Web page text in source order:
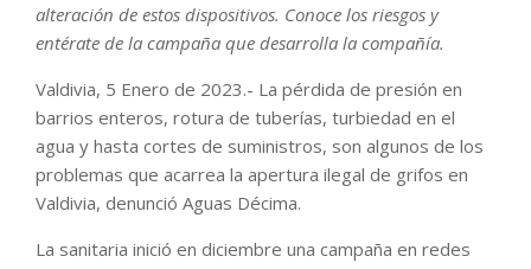
alteración de estos dispositivos. Conoce los riesgos y
entérate de la campaña que desarrolla la compañía.
Valdivia, 5 Enero de 2023.- La pérdida de presión en
barrios enteros, rotura de tuberías, turbiedad en el
agua y hasta cortes de suministros, son algunos de los
problemas que acarrea la apertura ilegal de grifos en
Valdivia, denunció Aguas Décima.
La sanitaria inició en diciembre una campaña en redes